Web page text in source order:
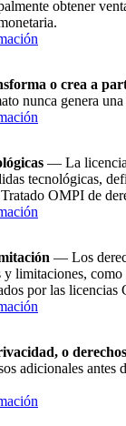
obtener
o crea a
nunca genera
— La
tecnológicas,
OMPI de
— Los
y limitaciones,
por las licencias
o
adicionales antes